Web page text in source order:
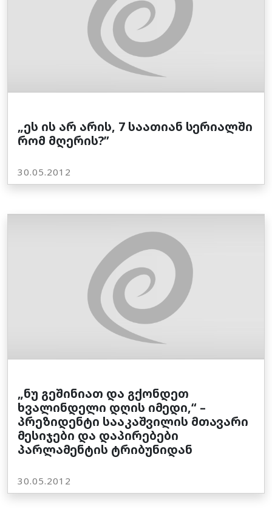
„ეს ის არ არის, 7 საათიან სერიალში
რომ მღერის?”
30.05.2012
„ნუ გეშინიათ და გქონდეთ
ხვალინდელი დღის იმედი,“ –
პრეზიდენტი სააკაშვილის მთავარი
მესიჯები და დაპირებები
პარლამენტის ტრიბუნიდან
30.05.2012